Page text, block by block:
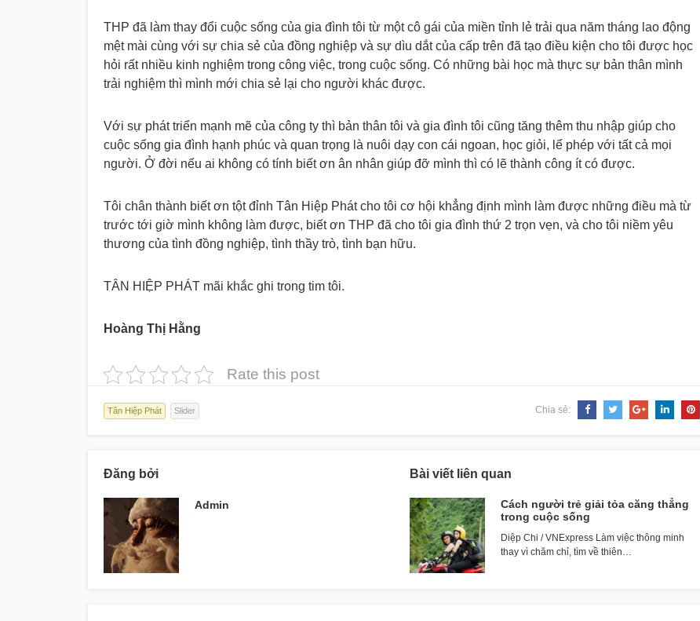
THP đã làm thay đổi cuộc sống của gia đình tôi từ một cô gái của miền tỉnh lẻ trải qua năm tháng lao động
mệt mài cùng với sự chia sẻ của đồng nghiệp và sự dìu dắt của cấp trên đã tạo điều kiện cho tôi được học
hỏi rất nhiều kinh nghiệm trong công việc, trong cuộc sống. Có những bài học mà thực sự bản thân mình
trải nghiệm thì mình mới chia sẻ lại cho người khác được.
Với sự phát triển mạnh mẽ của công ty thì bản thân tôi và gia đình tôi cũng tăng thêm thu nhập giúp cho
cuộc sống gia đình hạnh phúc và quan trọng là nuôi dạy con cái ngoan, học giỏi, lể phép với tất cả mọi
người. Ở đời nếu ai không có tính biết ơn ân nhân giúp đỡ mình thì có lẽ thành công ít có được.
Tôi chân thành biết ơn tột đỉnh Tân Hiệp Phát cho tôi cơ hội khẳng định mình làm được những điều mà từ
trước tới giờ mình không làm được, biết ơn THP đã cho tôi gia đình thứ 2 trọn vẹn, và cho tôi niềm yêu
thương của tình đồng nghiệp, tình thầy trò, tình bạn hữu.
TÂN HIỆP PHÁT mãi khắc ghi trong tim tôi.
Hoàng Thị Hằng
Rate this post
Tân Hiệp Phát Slider Chia sẻ:
Đăng bởi
Admin
Bài viết liên quan
Cách người trẻ giải tỏa căng thẳng
trong cuộc sống
Diệp Chi / VNExpress Làm việc thông minh
thay vì chăm chỉ, tìm về thiên…